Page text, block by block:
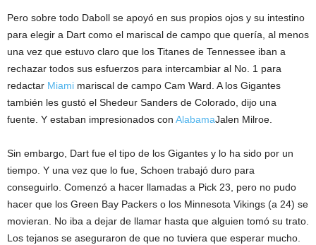
Pero sobre todo Daboll se apoyó en sus propios ojos y su intestino
para elegir a Dart como el mariscal de campo que quería, al menos
una vez que estuvo claro que los Titanes de Tennessee iban a
rechazar todos sus esfuerzos para intercambiar al No. 1 para
redactar Miami mariscal de campo Cam Ward. A los Gigantes
también les gustó el Shedeur Sanders de Colorado, dijo una
fuente. Y estaban impresionados con AlabamaJalen Milroe.
Sin embargo, Dart fue el tipo de los Gigantes y lo ha sido por un
tiempo. Y una vez que lo fue, Schoen trabajó duro para
conseguirlo. Comenzó a hacer llamadas a Pick 23, pero no pudo
hacer que los Green Bay Packers o los Minnesota Vikings (a 24) se
movieran. No iba a dejar de llamar hasta que alguien tomó su trato.
Los tejanos se aseguraron de que no tuviera que esperar mucho.